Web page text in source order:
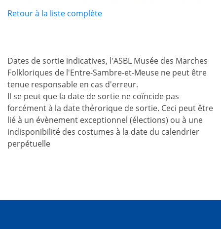
Retour à la liste complète
Dates de sortie indicatives, l'ASBL Musée des Marches
Folkloriques de l'Entre-Sambre-et-Meuse ne peut être
tenue responsable en cas d'erreur.
Il se peut que la date de sortie ne coïncide pas
forcément à la date thérorique de sortie. Ceci peut être
lié à un évènement exceptionnel (élections) ou à une
indisponibilité des costumes à la date du calendrier
perpétuelle